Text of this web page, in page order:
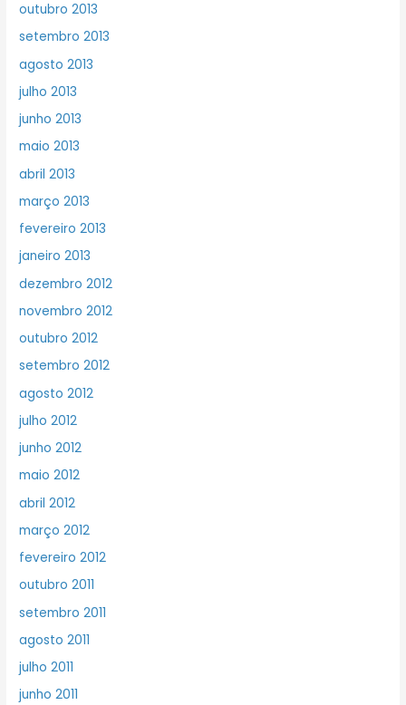
outubro 2013
setembro 2013
agosto 2013
julho 2013
junho 2013
maio 2013
abril 2013
março 2013
fevereiro 2013
janeiro 2013
dezembro 2012
novembro 2012
outubro 2012
setembro 2012
agosto 2012
julho 2012
junho 2012
maio 2012
abril 2012
março 2012
fevereiro 2012
outubro 2011
setembro 2011
agosto 2011
julho 2011
junho 2011